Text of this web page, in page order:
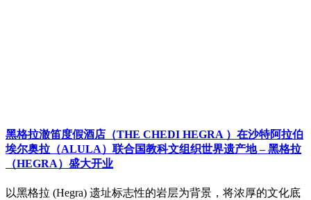
黑格拉澈笛度假酒店（THE CHEDI HEGRA ）在沙特阿拉伯
埃尔奥拉（ALULA）联合国教科文组织世界遗产地 – 黑格拉
（HEGRA）盛大开业
以黑格拉 (Hegra) 遗址标志性的岩层为背景，将浓厚的文化底